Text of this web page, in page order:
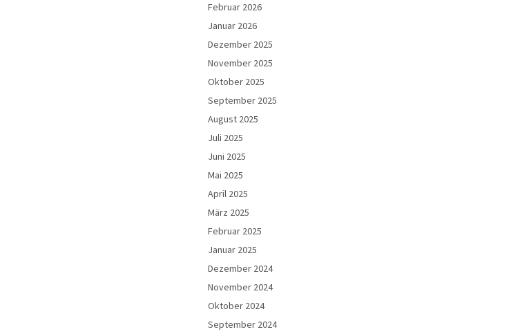
Februar 2026
Januar 2026
Dezember 2025
November 2025
Oktober 2025
September 2025
August 2025
Juli 2025
Juni 2025
Mai 2025
April 2025
März 2025
Februar 2025
Januar 2025
Dezember 2024
November 2024
Oktober 2024
September 2024